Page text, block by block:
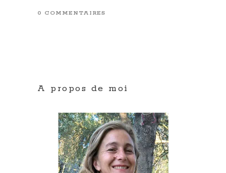
0 COMMENTAIRES
A propos de moi